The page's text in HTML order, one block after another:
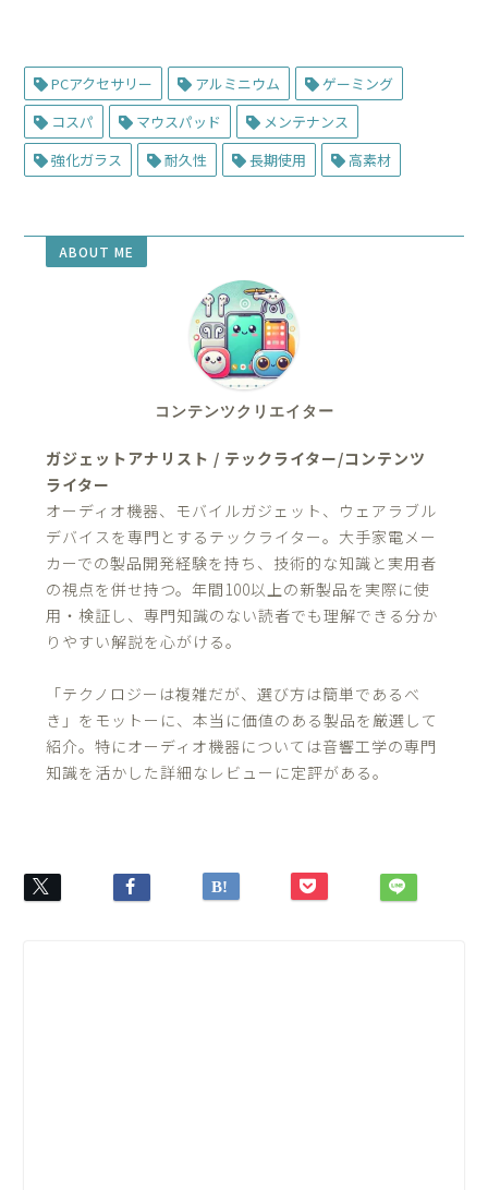
PCアクセサリー アルミニウム
ゲーミング
コスパ
マウスパッド
メンテナンス
強化ガラス
耐久性 長期使用 高素材
ABOUT ME
コンテンツクリエイター
ガジェットアナリスト / テックライター/コンテンツ
ライター
オーディオ機器、モバイルガジェット、ウェアラブル
デバイスを専門とするテックライター。大手家電メー
カーでの製品開発経験を持ち、技術的な知識と実用者
の視点を併せ持つ。年間100以上の新製品を実際に使
用・検証し、専門知識のない読者でも理解できる分か
りやすい解説を心がける。
「テクノロジーは複雑だが、選び方は簡単であるべ
き」をモットーに、本当に価値のある製品を厳選して
紹介。特にオーディオ機器については音響工学の専門
知識を活かした詳細なレビューに定評がある。